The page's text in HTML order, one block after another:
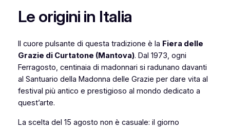
Le origini in Italia
Il cuore pulsante di questa tradizione è la Fiera delle
Grazie di Curtatone (Mantova). Dal 1973, ogni
Ferragosto, centinaia di madonnari si radunano davanti
al Santuario della Madonna delle Grazie per dare vita al
festival più antico e prestigioso al mondo dedicato a
quest’arte.
La scelta del 15 agosto non è casuale: il giorno